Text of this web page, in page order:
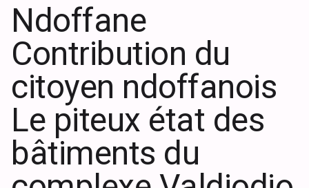
Ndoffane
Contribution du
citoyen ndoffanois
Le piteux état des
bâtiments du